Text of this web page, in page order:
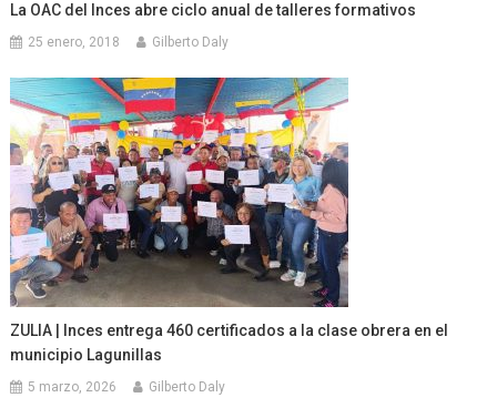
La OAC del Inces abre ciclo anual de talleres formativos
25 enero, 2018 Gilberto Daly
ZULIA | Inces entrega 460 certificados a la clase obrera en el
municipio Lagunillas
5 marzo, 2026 Gilberto Daly